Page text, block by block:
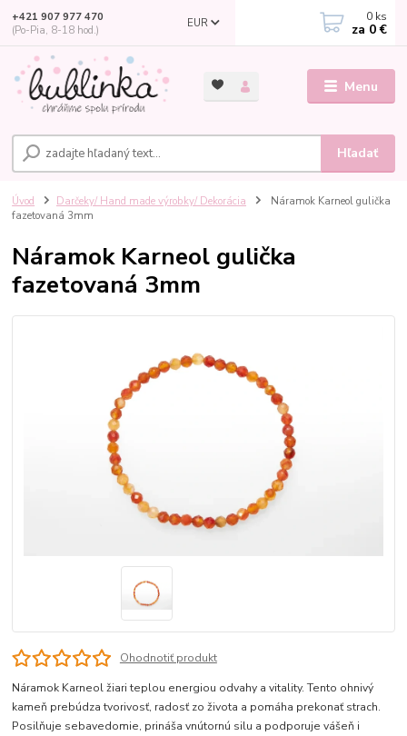
Menu
EUR
Hľadať
+421 907 977 470
(Po-Pia, 8-18 hod.)
0 ks
za 0 €
Úvod Darčeky/ Hand made výrobky/ Dekorácia
Náramok Karneol gulička
fazetovaná 3mm
Náramok Karneol gulička
fazetovaná 3mm
Ohodnotiť produkt
Náramok Karneol žiari teplou energiou odvahy a vitality. Tento ohnivý
kameň prebúdza tvorivosť, radosť zo života a pomáha prekonať strach.
Posilňuje sebavedomie, prináša vnútornú silu a podporuje vášeň i